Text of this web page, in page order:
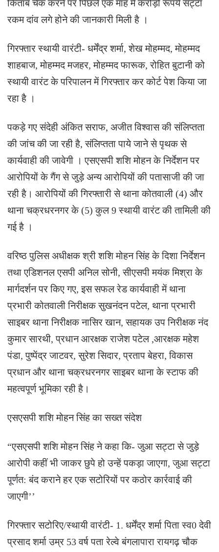
किताब चेक करने पर पिछले एक माह में करोड़ों रूपये सट्टा
रकम दांव लगे होने की जानकारी मिली है ।
गिरफ्तार स्थायी वारंटी- धर्मेंद्र शर्मा, शेख मोहम्मद, मोहम्मद
शाहबाज, मोहम्मद मजहर, मोहम्मद फारूक, रोहित बुटानी को
स्थायी वारंट के परिपालन में गिरफ्तार कर कोर्ट पेश किया जा
रहा है ।
पकड़े गए संदेही अंकित सराफ, अजीत विश्वास की संलिप्तता
की जांच की जा रही है, संलिप्तता पाये जाने से पृथक से
कार्यवाही की जावेगी । एसएसपी शशि मोहन के निर्देशन पर
आरोपियों के गैंग से जुड़े अन्य आरोपियों की पतासाजी की जा
रही है। आरोपियों की गिरफ्तारी से थाना कोतवाली (4) और
थाना चक्रधरनगर के (5) कुल 9 स्थायी वारंट की तामिली की
गई है ।
वरिष्ठ पुलिस अधीक्षक श्री शशि मोहन सिंह के दिशा निर्देशन
तथा एडिशनल एसपी अनिल सोनी, सीएसपी मयंक मिश्रा के
मार्गदर्शन पर किए गए, इस सफल रेड कार्यवाही में थाना
प्रभारी कोतवाली निरीक्षक सुखनंदन पटेल, थाना प्रभारी
साइबर थाना निरीक्षक नासिर खान, सहायक उप निरीक्षक नंद
कुमार सारथी, प्रधान आरक्षक राजेश पटेल ,आरक्षक महेश
पंडा, पुष्पेंद्र जाटवर, सुरेश सिदार, प्रताप बेहरा, विकास
प्रधान और थाना चक्रधरनगर साइबर थाना के स्टाफ की
महत्वपूर्ण भूमिका रही है।
एसएसपी शशि मोहन सिंह का सख्त संदेश
“एसएसपी शशि मोहन सिंह ने कहा कि- जुआ सट्टा से जुड़े
आरोपी कहीं भी जाकर छुपे हो उन्हें पकड़ा जाएगा, जुआ सट्टा
पूर्णत: बंद कराने हर एक सटोरियों पर कठोर कार्रवाई की
जाएगी’’
गिरफ्तार सटोरिए/स्थायी वारंटी- 1. धर्मेंद्र शर्मा पिता स्व0 देवी
प्रसाद शर्मा उम्र 53 वर्ष पता रेल्वे बंगलापारा रायगढ़ चौक